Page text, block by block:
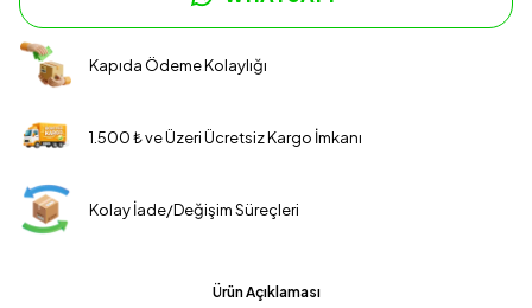
Kapıda Ödeme Kolaylığı
1.500 ₺ ve Üzeri Ücretsiz Kargo İmkanı
Kolay İade/Değişim Süreçleri
Ürün Açıklaması